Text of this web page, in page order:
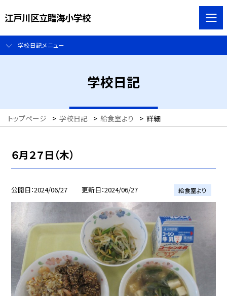
江戸川区立臨海小学校
学校日記メニュー
学校日記
トップページ > 学校日記 > 給食室より > 詳細
６月２７日（木）
公開日 2024/06/27 更新日 2024/06/27 給食室より